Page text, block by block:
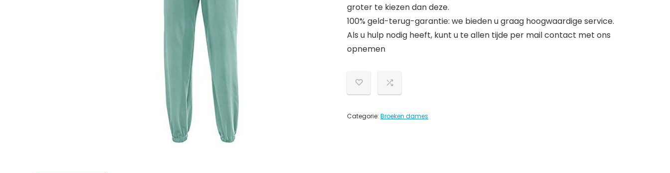
groter te kiezen dan deze.
100% geld-terug-garantie: we bieden u graag hoogwaardige service.
Als u hulp nodig heeft, kunt u te allen tijde per mail contact met ons
opnemen
Categorie: Broeken dames